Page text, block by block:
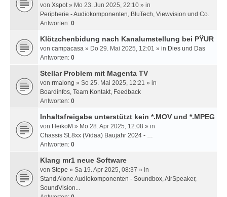
von Xspot» Mo 23. Jun 2025, 22:10 » in
Peripherie - Audiokomponenten, BluTech, Viewvision und Co.
Antworten: 0
Klötzchenbidung nach Kanalumstellung bei PŸUR
von campacasa » Do 29. Mai 2025, 12:01 » in Dies und Das
Antworten: 0
Stellar Problem mit Magenta TV
von rmalong » So 25. Mai 2025, 12:21 » in
Boardinfos, Team Kontakt, Feedback
Antworten: 0
Inhaltsfreigabe unterstützt kein *.MOV und *.MPEG
von HeikoM » Mo 28. Apr 2025, 12:08 » in
Chassis SL8xx (Vidaa) Baujahr 2024 - …
Antworten: 0
Klang mr1 neue Software
von Stepe » Sa 19. Apr 2025, 08:37 » in
Stand Alone Audiokomponenten - Soundbox, AirSpeaker,
SoundVision...